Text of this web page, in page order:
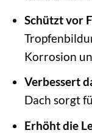
Schützt vor
Korrosion
Verbessert
Dach sorgt
Erhöht die